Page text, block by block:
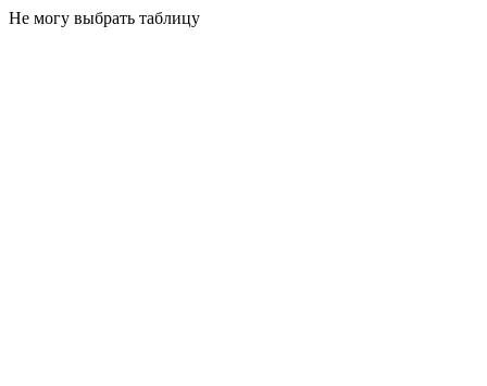
Не могу выбрать таблицу